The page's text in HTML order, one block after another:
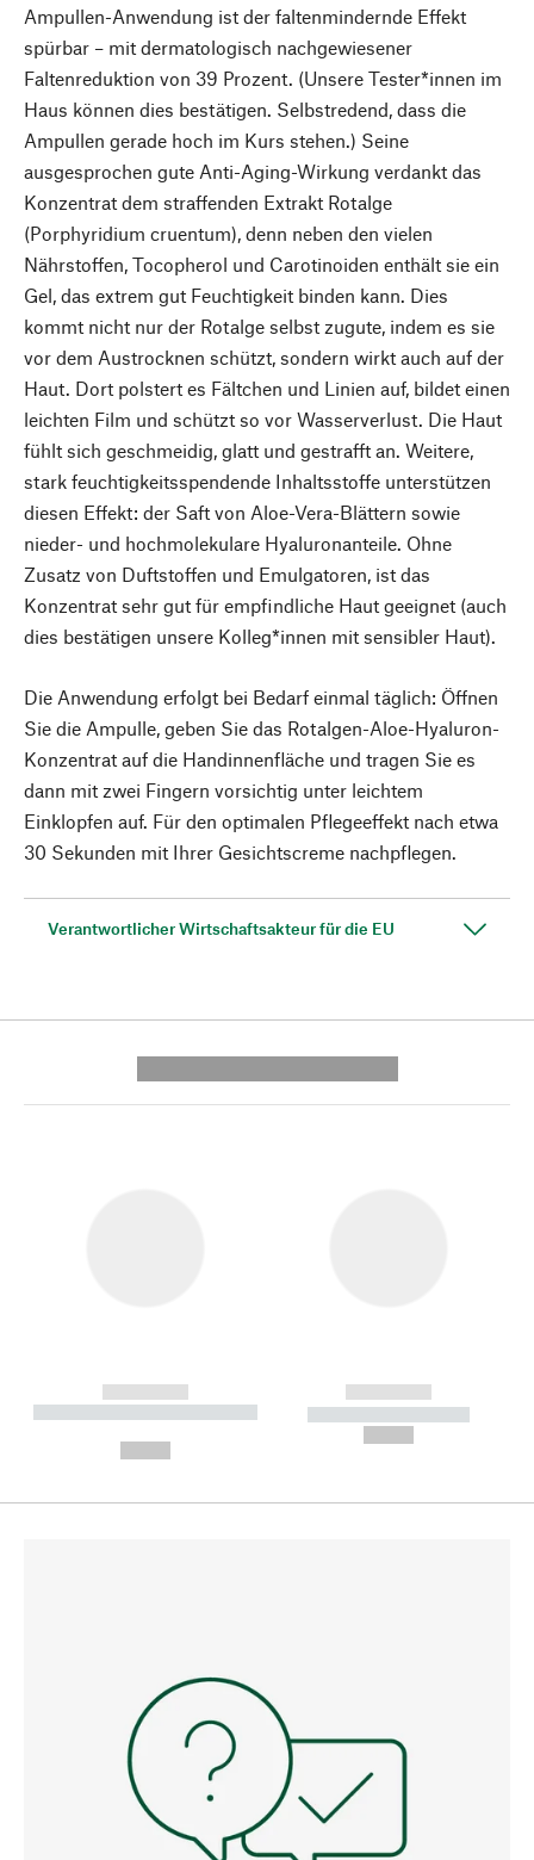
Ampullen-Anwendung ist der faltenmindernde Effekt
spürbar – mit dermatologisch nachgewiesener
Faltenreduktion von 39 Prozent. (Unsere Tester*innen im
Haus können dies bestätigen. Selbstredend, dass die
Ampullen gerade hoch im Kurs stehen.) Seine
ausgesprochen gute Anti-Aging-Wirkung verdankt das
Konzentrat dem straffenden Extrakt Rotalge
(Porphyridium cruentum), denn neben den vielen
Nährstoffen, Tocopherol und Carotinoiden enthält sie ein
Gel, das extrem gut Feuchtigkeit binden kann. Dies
kommt nicht nur der Rotalge selbst zugute, indem es sie
vor dem Austrocknen schützt, sondern wirkt auch auf der
Haut. Dort polstert es Fältchen und Linien auf, bildet einen
leichten Film und schützt so vor Wasserverlust. Die Haut
fühlt sich geschmeidig, glatt und gestrafft an. Weitere,
stark feuchtigkeitsspendende Inhaltsstoffe unterstützen
diesen Effekt: der Saft von Aloe-Vera-Blättern sowie
nieder- und hochmolekulare Hyaluronanteile. Ohne
Zusatz von Duftstoffen und Emulgatoren, ist das
Konzentrat sehr gut für empfindliche Haut geeignet (auch
dies bestätigen unsere Kolleg*innen mit sensibler Haut).
Die Anwendung erfolgt bei Bedarf einmal täglich: Öffnen
Sie die Ampulle, geben Sie das Rotalgen-Aloe-Hyaluron-
Konzentrat auf die Handinnenfläche und tragen Sie es
dann mit zwei Fingern vorsichtig unter leichtem
Einklopfen auf. Für den optimalen Pflegeeffekt nach etwa
30 Sekunden mit Ihrer Gesichtscreme nachpflegen.
Verantwortlicher Wirtschaftsakteur für die EU
------------
----------- ----------- --------
------------
----------- -----------